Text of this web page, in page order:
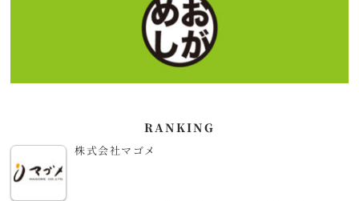
RANKING
株式会社マゴメ